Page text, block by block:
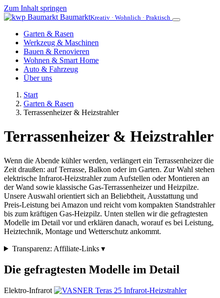
Zum Inhalt springen
BaumarktKreativ · Wohnlich · Praktisch
Garten & Rasen
Werkzeug & Maschinen
Bauen & Renovieren
Wohnen & Smart Home
Auto & Fahrzeug
Über uns
Start
Garten & Rasen
Terrassenheizer & Heizstrahler
Terrassenheizer & Heizstrahler
Wenn die Abende kühler werden, verlängert ein Terrassenheizer die
Zeit draußen: auf Terrasse, Balkon oder im Garten. Zur Wahl stehen
elektrische Infrarot-Heizstrahler zum Aufstellen oder Montieren an
der Wand sowie klassische Gas-Terrassenheizer und Heizpilze.
Unsere Auswahl orientiert sich an Beliebtheit, Ausstattung und
Preis-Leistung bei Amazon und reicht vom kompakten Standstrahler
bis zum kräftigen Gas-Heizpilz. Unten stellen wir die gefragtesten
Modelle im Detail vor und erklären danach, worauf es bei Leistung,
Heiztechnik, Montage und Wetterschutz ankommt.
Transparenz: Affiliate-Links ▾
Die gefragtesten Modelle im Detail
Elektro-Infrarot